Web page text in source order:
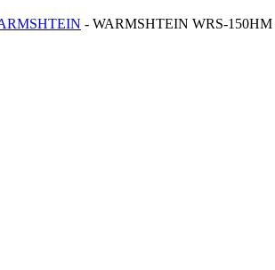
- WARMSHTEIN WRS-150HM